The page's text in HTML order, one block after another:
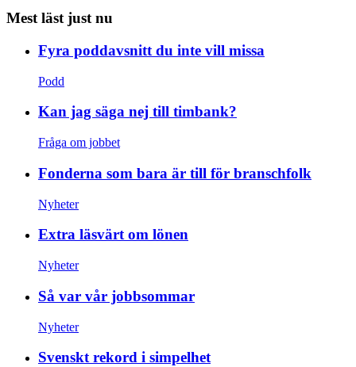
Mest läst just nu
Fyra poddavsnitt du inte vill missa
Podd
Kan jag säga nej till timbank?
Fråga om jobbet
Fonderna som bara är till för branschfolk
Nyheter
Extra läsvärt om lönen
Nyheter
Så var vår jobbsommar
Nyheter
Svenskt rekord i simpelhet